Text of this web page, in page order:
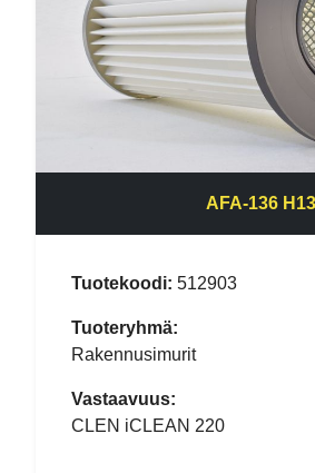
AFA-136 H13
Tuotekoodi: 512903
Tuoteryhmä:
Rakennusimurit
Vastaavuus:
CLEN iCLEAN 220